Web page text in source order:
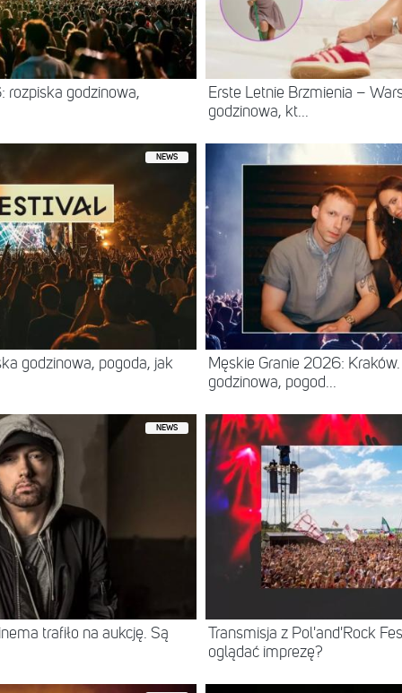
rozpiska godzinowa,
Erste Letnie Brzmienia –
godzinowa, kt...
NEWS
godzinowa, pogoda, jak
Męskie Granie 2026:
godzinowa, pogod...
NEWS
trafiło na aukcję. Są
Transmisja z Pol'and'Rock
oglądać imprezę?